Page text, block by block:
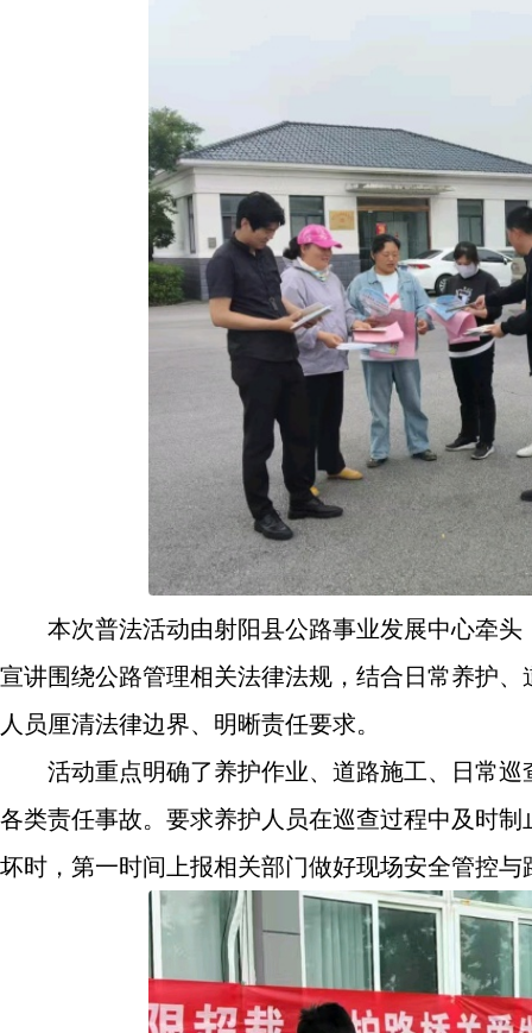
本次普法活动由射阳县公路事业发展中心牵
宣讲围绕公路管理相关法律法规，结合日常养护
人员厘清法律边界、明晰责任要求。
活动重点明确了养护作业、道路施工、日常
各类责任事故。要求养护人员在巡查过程中及时
坏时，第一时间上报相关部门做好现场安全管控与